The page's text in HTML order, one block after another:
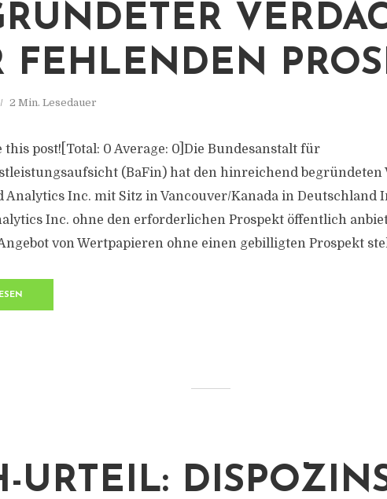
FEHLENDEN
2 Min. Lesedauer
this post![Total: 0 Average: 0]Die Bundesanstalt für
(BaFin) hat den hinreichend begründeten
Analytics Inc. mit Sitz in Vancouver/Kanada in Deutschland
Inc. ohne den erforderlichen Prospekt öffentlich
von Wertpapieren ohne einen gebilligten Prospekt
URTEIL: